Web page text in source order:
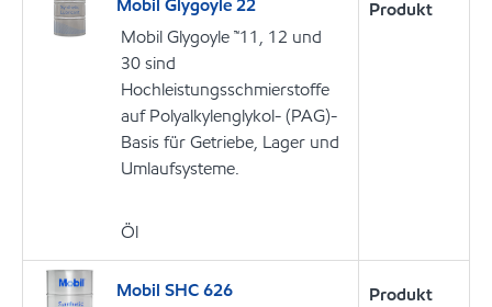
Mobil Glygoyle ™11, 12 und
30 sind
Hochleistungsschmierstoffe
auf Polyalkylenglykol- (PAG)-
Basis für Getriebe, Lager und
Umlaufsysteme.
Öl
Produkt
Mobil SHC 626
Produkt